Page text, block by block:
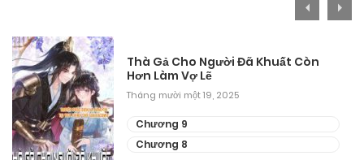
Chương 64
Tháng 9 27, 2025
Chương 63
Tháng 9 27, 2025
Thà Gả Cho Người Đã Khuất Còn
Hơn Làm Vợ Lẽ
Tháng mười một 19, 2025
Chương 9
Chương 8